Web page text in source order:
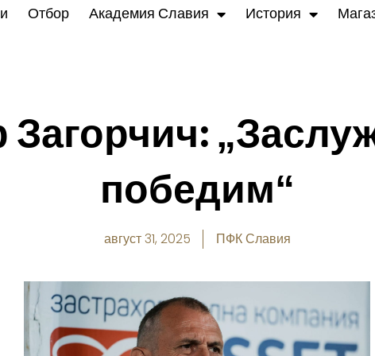
Отбор Академия Славия История
Загорчич:
победим“
август 31, 2025 ПФК Славия